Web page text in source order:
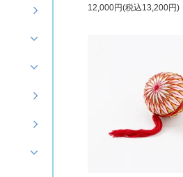
12,000円(税込13,200円)